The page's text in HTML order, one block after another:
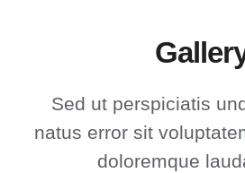
Sed ut perspiciatis
natus error sit
doloremque